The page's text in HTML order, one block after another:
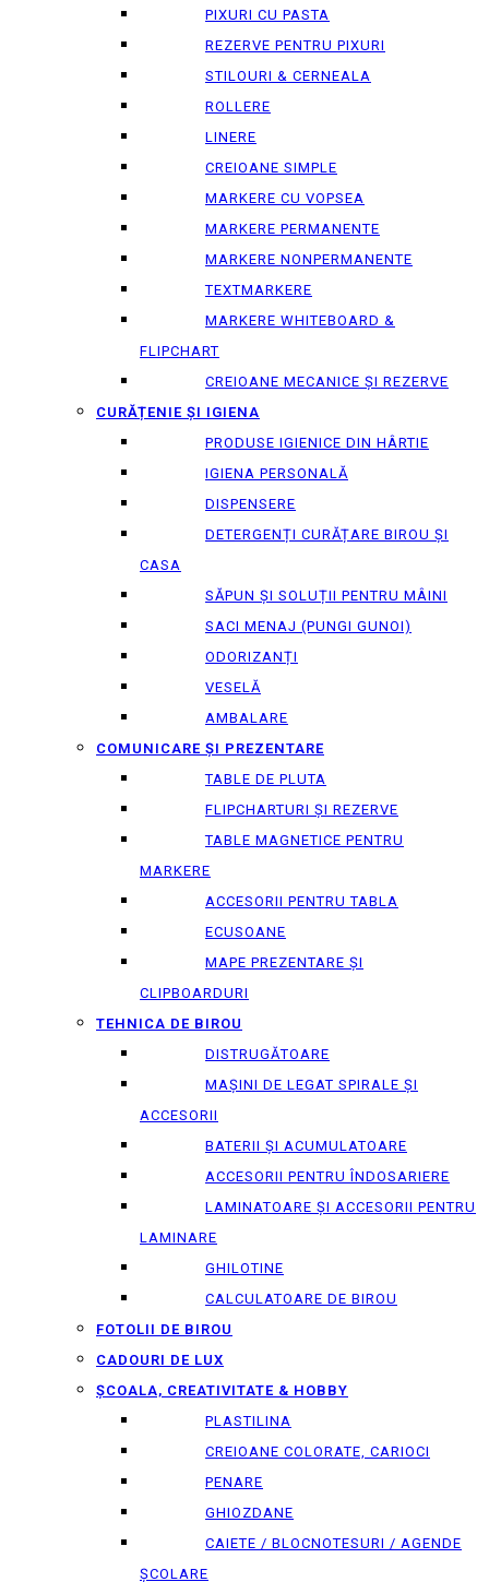
PIXURI CU PASTA
REZERVE PENTRU PIXURI
STILOURI & СERNEALA
ROLLERE
LINERE
CREIOANE SIMPLE
MARKERE CU VOPSEA
MARKERE PERMANENTE
MARKERE NONPERMANENTE
TEXTMARKERE
MARKERE WHITEBOARD &
FLIPCHART
CREIOANE MECANICE ȘI REZERVE
CURĂȚENIE ȘI IGIENA
PRODUSE IGIENICE DIN HÂRTIE
IGIENA PERSONALĂ
DISPENSERE
DETERGENȚI CURĂȚARE BIROU ȘI
CASA
SĂPUN ȘI SOLUȚII PENTRU MÂINI
SACI MENAJ (PUNGI GUNOI)
ODORIZANȚI
VESELĂ
AMBALARE
COMUNICARE ȘI PREZENTARE
TABLE DE PLUTA
FLIPCHARTURI ȘI REZERVE
TABLE MAGNETICE PENTRU
MARKERE
ACCESORII PENTRU TABLA
ECUSOANE
MAPE PREZENTARE ȘI
CLIPBOARDURI
TEHNICA DE BIROU
DISTRUGĂTOARE
MAȘINI DE LEGAT SPIRALE ȘI
ACCESORII
BATERII ȘI ACUMULATOARE
ACCESORII PENTRU ÎNDOSARIERE
LAMINATOARE ȘI ACCESORII PENTRU
LAMINARE
GHILOTINE
CALCULATOARE DE BIROU
FOTOLII DE BIROU
CADOURI DE LUX
ȘCOALA, CREATIVITATE & HOBBY
PLASTILINA
CREIOANE COLORATE, CARIOCI
PENARE
GHIOZDANE
CAIETE / BLOCNOTESURI / AGENDE
ȘCOLARE